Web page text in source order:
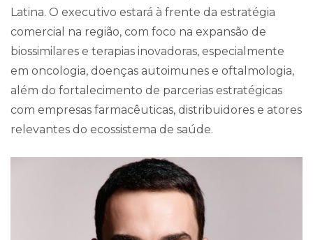
Latina. O executivo estará à frente da estratégia
comercial na região, com foco na expansão de
biossimilares e terapias inovadoras, especialmente
em oncologia, doenças autoimunes e oftalmologia,
além do fortalecimento de parcerias estratégicas
com empresas farmacêuticas, distribuidores e atores
relevantes do ecossistema de saúde.